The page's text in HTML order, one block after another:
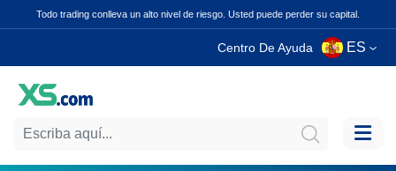
Todo trading conlleva un alto nivel de riesgo. Usted puede perder su capital.
Centro De Ayuda ES